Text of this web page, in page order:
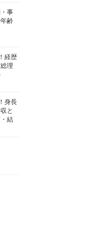
事
齢
経歴
理
身長
と
結
ま